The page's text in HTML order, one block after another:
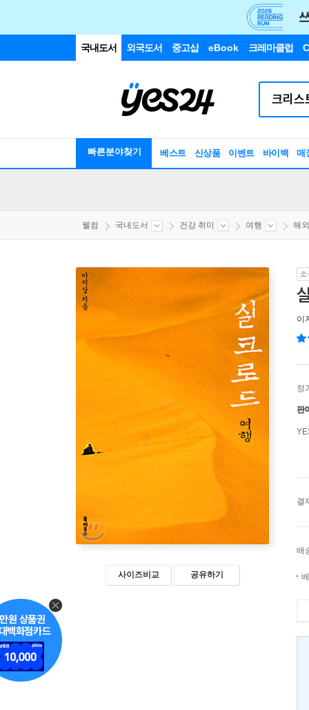
국내도서 외국도서 중고샵 eBook 크레마클럽
빠른분야찾기 베스트 신상품 이벤트 바이백 매
웰컴 국내도서 건강 취미 여행 해
사이즈비교 공유하기
이
정
판
결
배